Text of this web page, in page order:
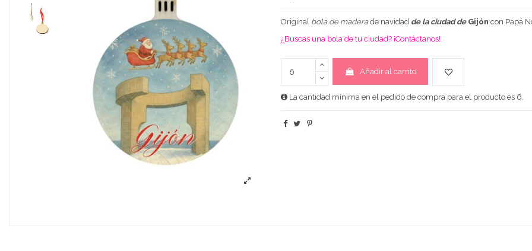
Original bola de maderade navidadde la ciudad deGijón con Papá
¿Buscas una bola de tu ciudad? ¡Contáctanos!
Añadir al carrito
La cantidad mínima en el pedido de compra para el producto es 6.